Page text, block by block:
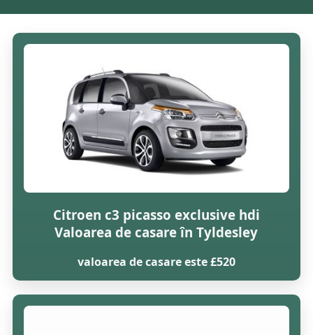
Citroen c3 picasso exclusive hdi
Valoarea de casare în Tyldesley
valoarea de casare este £520